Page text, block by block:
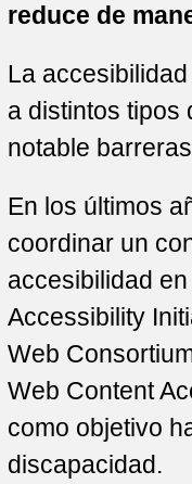
reduce de
La
a distintos tipos
notable
En los últimos
coordinar un
accesibilidad
Accessibility
Web
Web Content
como objetivo
discapacidad.